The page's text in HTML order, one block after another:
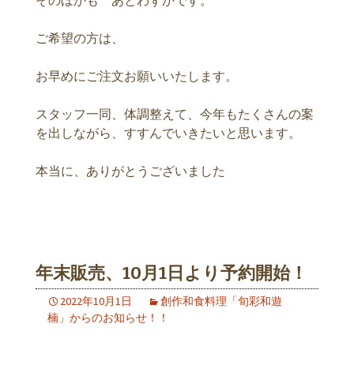
ご希望の方は、
お早めにご注文お願いいたします。
スタッフ一同、体調整えて、今年もたくさんの案
を出しながら、すすんでいきたいと思います。
本当に、ありがとうございました
年末販売、10月1日より予約開始！
2022年10月1日
創作和食料理「旬彩和遊
楠」からのお知らせ！！